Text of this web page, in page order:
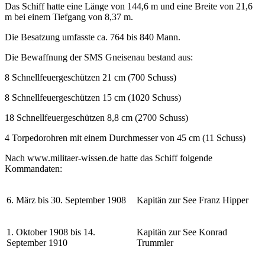
Das Schiff hatte eine Länge von 144,6 m und eine Breite von 21,6
m bei einem Tiefgang von 8,37 m.
Die Besatzung umfasste ca. 764 bis 840 Mann.
Die Bewaffnung der SMS Gneisenau bestand aus:
8 Schnellfeuergeschützen 21 cm (700 Schuss)
8 Schnellfeuergeschützen 15 cm (1020 Schuss)
18 Schnellfeuergeschützen 8,8 cm (2700 Schuss)
4 Torpedorohren mit einem Durchmesser von 45 cm (11 Schuss)
Nach www.militaer-wissen.de hatte das Schiff folgende
Kommandaten:
6. März bis 30. September 1908 Kapitän zur See Franz Hipper
1. Oktober 1908 bis 14.
September 1910
Kapitän zur See Konrad
Trummler